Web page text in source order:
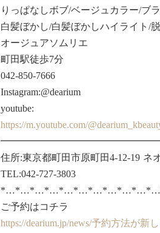
りっぱなしボブ/ベージュカラー/ブ
白髪ぼかし/白髪ぼかしハイライト/
オージュアソムリエ
町田駅徒歩7分
042-850-7666
Instagram:@dearium
youtube:
https://m.youtube.com/
住所:東京都町田市原町田4-12-19 ネ
TEL:042-727-3803
ご予約はコチラ
https://dearium.jp/news/予約方法が新